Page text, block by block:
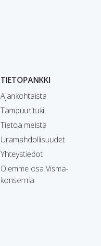
TIETOPANKKI
Ajankohtaista
Tampuurituki
Tietoa meistä
Uramahdollisuudet
Yhteystiedot
Olemme osa Visma-
konsernia